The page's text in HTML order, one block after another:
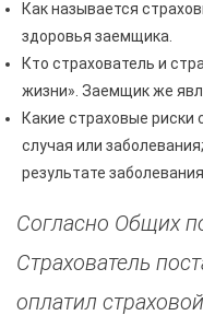
Как называется
здоровья заемщика.
Кто страхователь и
жизни». Заемщик же
Какие страховые риски
случая или
результате
Согласно Общих
Страхователь
оплатил